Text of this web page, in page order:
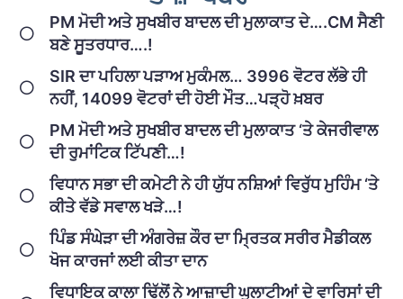
PM ਮੋਦੀ ਅਤੇ ਸੁਖਬੀਰ ਬਾਦਲ ਦੀ ਮੁਲਾਕਾਤ ਦੇ….CM ਸੈਣੀ
ਬਣੇ ਸੂਤਰਧਾਰ….!
SIR ਦਾ ਪਹਿਲਾ ਪੜਾਅ ਮੁਕੰਮਲ… 3996 ਵੋਟਰ ਲੱਭੇ ਹੀ
ਨਹੀਂ, 14099 ਵੋਟਰਾਂ ਦੀ ਹੋਈ ਮੌਤ…ਪੜ੍ਹੋ ਖ਼ਬਰ
PM ਮੋਦੀ ਅਤੇ ਸੁਖਬੀਰ ਬਾਦਲ ਦੀ ਮੁਲਾਕਾਤ ‘ਤੇ ਕੇਜਰੀਵਾਲ
ਦੀ ਰੁਮਾਂਟਿਕ ਟਿੱਪਣੀ…!
ਵਿਧਾਨ ਸਭਾ ਦੀ ਕਮੇਟੀ ਨੇ ਹੀ ਯੁੱਧ ਨਸ਼ਿਆਂ ਵਿਰੁੱਧ ਮੁਹਿੰਮ ‘ਤੇ
ਕੀਤੇ ਵੱਡੇ ਸਵਾਲ ਖੜੇ…!
ਪਿੰਡ ਸੰਘੇੜਾ ਦੀ ਅੰਗਰੇਜ਼ ਕੌਰ ਦਾ ਮ੍ਰਿਤਕ ਸਰੀਰ ਮੈਡੀਕਲ
ਖੋਜ ਕਾਰਜਾਂ ਲਈ ਕੀਤਾ ਦਾਨ
ਵਿਧਾਇਕ ਕਾਲਾ ਢਿੱਲੋਂ ਨੇ ਆਜ਼ਾਦੀ ਘੁਲਾਟੀਆਂ ਦੇ ਵਾਰਿਸਾਂ ਦੀ